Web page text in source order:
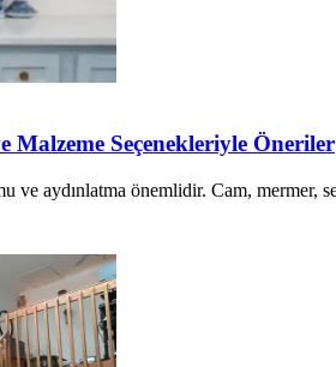
Malzeme Seçenekleriyle Öneriler
ve aydınlatma önemlidir. Cam,